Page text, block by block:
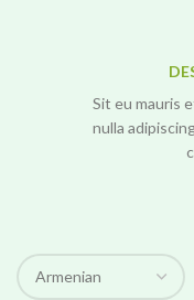
Sit eu mauris
nulla